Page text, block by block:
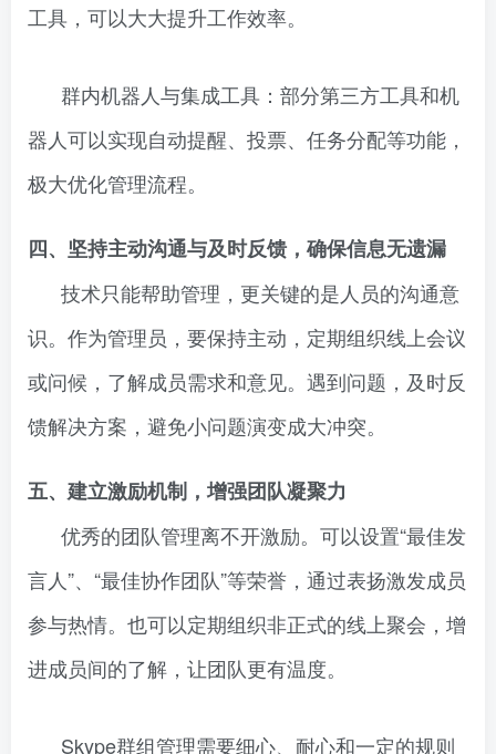
工具，可以大大提升工作效率。
群内机器人与集成工具：部分第三方工具和机
器人可以实现自动提醒、投票、任务分配等功能，
极大优化管理流程。
四、坚持主动沟通与及时反馈，确保信息无遗漏
技术只能帮助管理，更关键的是人员的沟通意
识。作为管理员，要保持主动，定期组织线上会议
或问候，了解成员需求和意见。遇到问题，及时反
馈解决方案，避免小问题演变成大冲突。
五、建立激励机制，增强团队凝聚力
优秀的团队管理离不开激励。可以设置“最佳发
言人”、“最佳协作团队”等荣誉，通过表扬激发成员
参与热情。也可以定期组织非正式的线上聚会，增
进成员间的了解，让团队更有温度。
Skype群组管理需要细心、耐心和一定的规则